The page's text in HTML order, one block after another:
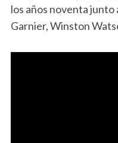
los años noventa junto
Garnier, Winston